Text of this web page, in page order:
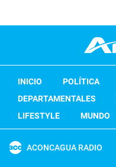
INICIO POLÍTICA
DEPARTAMENTALES
LIFESTYLE
MUNDO
ACONCAGUA RADIO